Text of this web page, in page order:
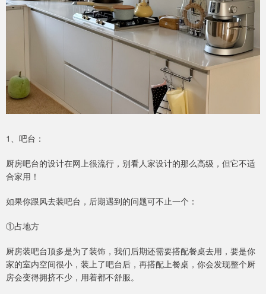
1、吧台：
厨房吧台的设计在网上很流行，别看人家设计的那么高级，但它不适
合家用！
如果你跟风去装吧台，后期遇到的问题可不止一个：
①占地方
厨房装吧台顶多是为了装饰，我们后期还需要搭配餐桌去用，要是你
家的室内空间很小，装上了吧台后，再搭配上餐桌，你会发现整个厨
房会变得拥挤不少，用着都不舒服。